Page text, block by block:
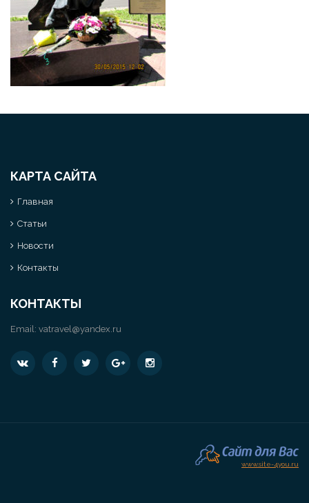
КАРТА САЙТА
Главная
Статьи
Новости
Контакты
КОНТАКТЫ
Email: vatravel@yandex.ru
www.site-4you.ru